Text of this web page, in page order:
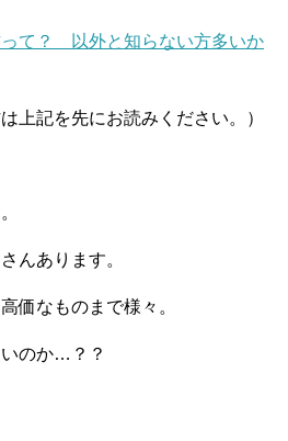
て？ 以外と知らない方多いか
上記を先にお読みください。）
んあります。
価なものまで様々。
のか…？？